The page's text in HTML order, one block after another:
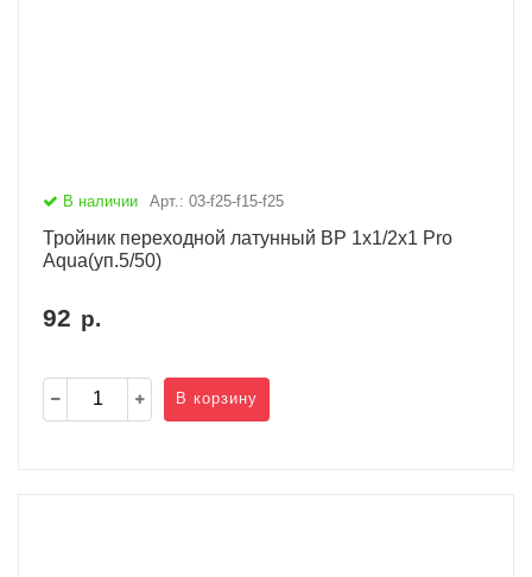
В наличии Арт.: 03-f25-f15-f25
Тройник переходной латунный ВР 1х1/2х1 Pro
Aqua(уп.5/50)
92 р.
В корзину